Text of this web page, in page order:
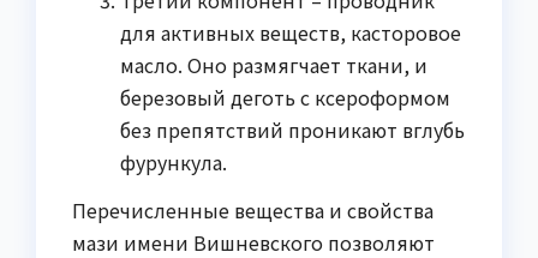
для активных веществ, касторовое
масло. Оно размягчает ткани, и
березовый деготь с ксероформом
без препятствий проникают вглубь
фурункула.
Перечисленные вещества и свойства
мази имени Вишневского позволяют